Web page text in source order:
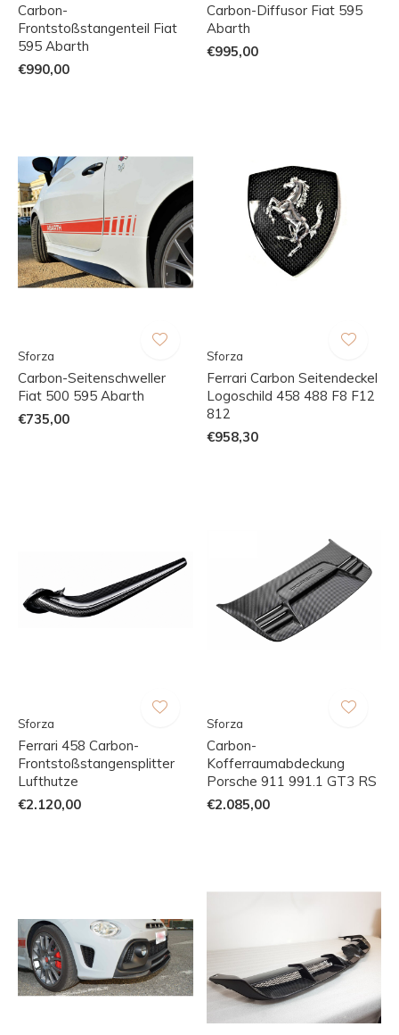
Carbon-
Frontstoßstangenteil Fiat
595 Abarth
€990,00
Carbon-Diffusor Fiat 595
Abarth
€995,00
Sforza
Carbon-Seitenschweller
Fiat 500 595 Abarth
€735,00
Sforza
Ferrari Carbon Seitendeckel
Logoschild 458 488 F8 F12
812
€958,30
Sforza
Ferrari 458 Carbon-
Frontstoßstangensplitter
Lufthutze
€2.120,00
Sforza
Carbon-
Kofferraumabdeckung
Porsche 911 991.1 GT3 RS
€2.085,00